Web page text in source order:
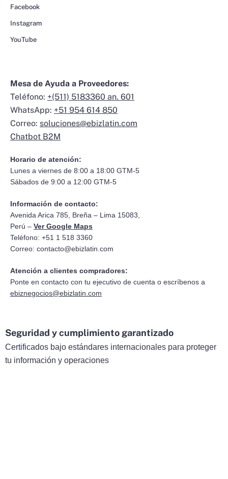
Facebook
Instagram
YouTube
Mesa de Ayuda a Proveedores:
Teléfono: +(511) 5183360 an. 601
WhatsApp: +51 954 614 850
Correo: soluciones@ebizlatin.com
Chatbot B2M
Horario de atención:
Lunes a viernes de 8:00 a 18:00 GTM-5
Sábados de 9:00 a 12:00 GTM-5
Información de contacto:
Avenida Arica 785, Breña – Lima 15083,
Perú – Ver Google Maps
Teléfono: +51 1 518 3360
Correo: contacto@ebizlatin.com
Atención a clientes compradores:
Ponte en contacto con tu ejecutivo de cuenta o escríbenos a
ebiznegocios@ebizlatin.com
Seguridad y cumplimiento garantizado
Certificados bajo estándares internacionales para proteger
tu información y operaciones